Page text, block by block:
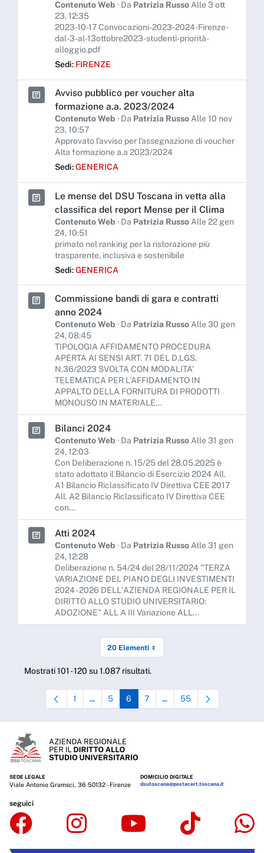
Contenuto Web · Da Patrizia RussoAlle 3 ott
23, 12:35
2023-10-17 Convocazioni-2023-2024-Firenze-
dal-3-al-13ottobre2023-studenti-priorità-
alloggio.pdf
Sedi: FIRENZE
Avviso pubblico per voucher alta
formazione a.a. 2023/2024
Contenuto Web · Da Patrizia RussoAlle 10 nov
23, 10:57
Approvato l’avviso per l'assegnazione di voucher
Alta formazione a.a 2023/2024
Sedi:GENERICA
Le mense del DSU Toscana in vetta alla
classifica del report Mense per il Clima
Contenuto Web · Da Patrizia Russo Alle 22 gen
24, 10:51
primato nel ranking per la ristorazione più
trasparente, inclusiva e sostenibile
Sedi:GENERICA
Commissione bandi di gara e contratti
anno 2024
Contenuto Web · Da Patrizia Russo Alle 30 gen
24, 08:45
TIPOLOGIA AFFIDAMENTO PROCEDURA
APERTA AI SENSI ART. 71 DEL D.LGS.
N.36/2023 SVOLTA CON MODALITA’
TELEMATICA PER L’AFFIDAMENTO IN
APPALTO DELLA FORNITURA DI PRODOTTI
MONOUSO IN MATERIALE...
Bilanci 2024
Contenuto Web · Da Patrizia Russo Alle 31 gen
24, 12:03
Con Deliberazione n. 15/25 del 28.05.2025 è
stato adottato il Bilancio di Esercizio 2024 All.
A1 Bilancio Riclassificato IV Direttiva CEE 2017
All. A2 Bilancio Riclassificato IV Direttiva CEE
con...
Atti 2024
Contenuto Web · Da Patrizia Russo Alle 31 gen
24, 12:28
Deliberazione n. 54/24 del 28/11/2024 "TERZA
VARIAZIONE DEL PIANO DEGLI INVESTIMENTI
2024 - 2026 DELL'AZIENDA REGIONALE PER IL
DIRITTO ALLO STUDIO UNIVERSITARIO:
ADOZIONE" ALL A III Variazione ALL...
20 Elementi
Mostrati 101 - 120 su 1.087 risultati.
Pagina
1 ...Pagine intermedie Use TAB to navigate.
Pagina
5 Pagina
6 Pagina
7 ...Pagine intermedie Use TAB
Pagina
55
SEDE LEGALE
Viale Antonio Gramsci, 36 50132 - Firenze
DOMICILIO DIGITALE
dsutoscana@postacert.toscana.it
seguici